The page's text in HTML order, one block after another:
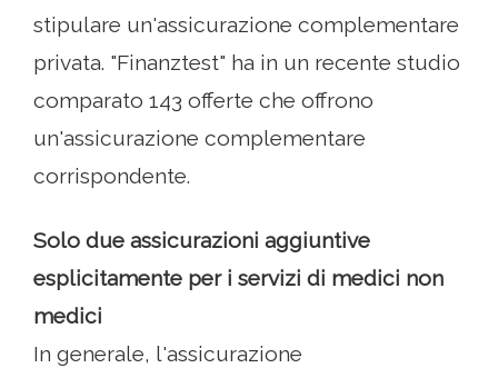
stipulare un'assicurazione complementare
privata. "Finanztest" ha in un recente studio
comparato 143 offerte che offrono
un'assicurazione complementare
corrispondente.
Solo due assicurazioni aggiuntive
esplicitamente per i servizi di medici non
medici
In generale, l'assicurazione